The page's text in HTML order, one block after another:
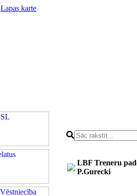
Lapas karte
LBF Treneru
P.Gurecki